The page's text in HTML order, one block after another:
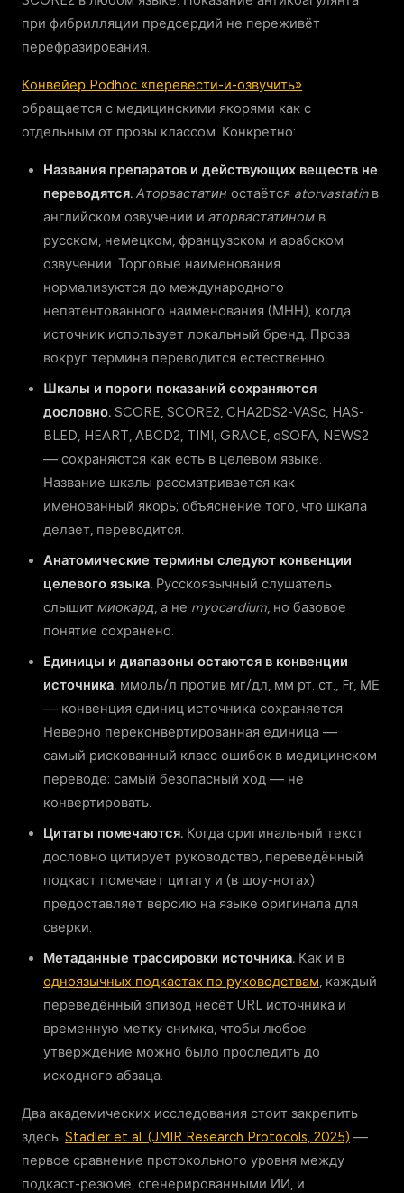
при фибрилляции предсердий не переживёт
перефразирования.
Конвейер Podhoc «перевести-и-озвучить»
обращается с медицинскими якорями как с
отдельным от прозы классом. Конкретно:
Названия препаратов и действующих веществ не
переводятся. Аторвастатин остаётся atorvastatinв
английском озвучении и аторвастатином в
русском, немецком, французском и арабском
озвучении. Торговые наименования
нормализуются до международного
непатентованного наименования (МНН), когда
источник использует локальный бренд. Проза
вокруг термина переводится естественно.
Шкалы и пороги показаний сохраняются
дословно. SCORE, SCORE2, CHA2DS2-VASc, HAS-
BLED, HEART, ABCD2, TIMI, GRACE, qSOFA, NEWS2
— сохраняются как есть в целевом языке.
Название шкалы рассматривается как
именованный якорь; объяснение того, что шкала
делает, переводится.
Анатомические термины следуют конвенции
целевого языка. Русскоязычный слушатель
слышит миокард, а не myocardium, но базовое
понятие сохранено.
Единицы и диапазоны остаются в конвенции
источника. ммоль/л против мг/дл, мм рт. ст., Fr, МЕ
— конвенция единиц источника сохраняется.
Неверно переконвертированная единица —
самый рискованный класс ошибок в медицинском
переводе; самый безопасный ход — не
конвертировать.
Цитаты помечаются. Когда оригинальный текст
дословно цитирует руководство, переведённый
подкаст помечает цитату и (в шоу-нотах)
предоставляет версию на языке оригинала для
сверки.
Метаданные трассировки источника. Как и в
одноязычных подкастах по руководствам, каждый
переведённый эпизод несёт URL источника и
временную метку снимка, чтобы любое
утверждение можно было проследить до
исходного абзаца.
Два академических исследования стоит закрепить
здесь. Stadler et al. (JMIR Research Protocols, 2025) —
первое сравнение протокольного уровня между
подкаст-резюме, сгенерированными ИИ, и